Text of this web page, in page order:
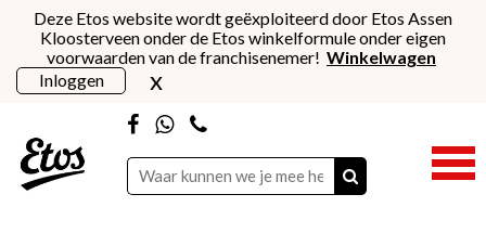
Deze Etos website wordt geëxploiteerd door Etos Assen
Kloosterveen onder de Etos winkelformule onder eigen
voorwaarden van de franchisenemer! Winkelwagen
Inloggen
x